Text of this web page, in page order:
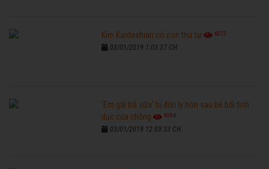
Kim Kardashian có con thứ tư 6272
03/01/2019 1:03:37 CH
'Em gái trà sữa' bị đồn ly hôn sau bê bối tình
dục của chồng
6594
03/01/2019 12:03:33 CH